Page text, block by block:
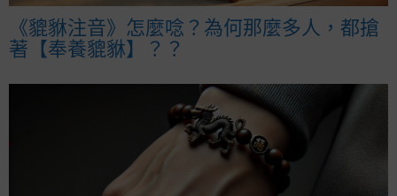
《貔貅注音》怎麼唸？為何那麼多人，都搶
著【奉養貔貅】？？